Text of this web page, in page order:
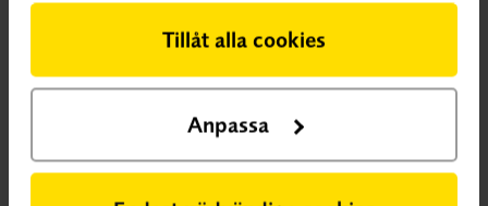
Tillåt alla cookies
Anpassa
samverkan mellan tandvården, hälso- och sjukvården och
socialtjänsten, sammanställas.